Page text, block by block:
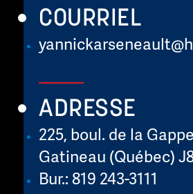
COURRIEL
ADRESSE
225, boul. de la
Gatineau (Québec)
Bur.: 819 243-3111